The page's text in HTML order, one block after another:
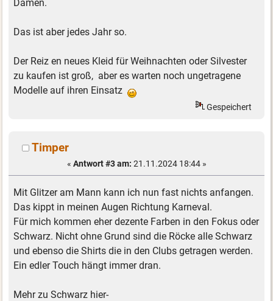
Damen.
Das ist aber jedes Jahr so.
Der Reiz en neues Kleid für Weihnachten oder Silvester
zu kaufen ist groß, aber es warten noch ungetragene
Modelle auf ihren Einsatz
Gespeichert
Timper
« Antwort #3 am: 21.11.2024 18:44 »
Mit Glitzer am Mann kann ich nun fast nichts anfangen.
Das kippt in meinen Augen Richtung Karneval.
Für mich kommen eher dezente Farben in den Fokus oder
Schwarz. Nicht ohne Grund sind die Röcke alle Schwarz
und ebenso die Shirts die in den Clubs getragen werden.
Ein edler Touch hängt immer dran.
Mehr zu Schwarz hier-